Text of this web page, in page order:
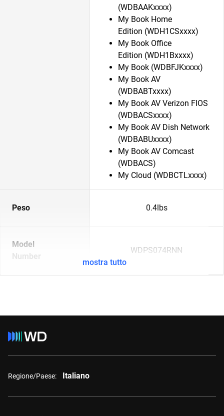
(WDBAAKxxxx)
My Book Home
Edition (WDH1CSxxxx)
My Book Office
Edition (WDH1Bxxxx)
My Book (WDBFJKxxxx)
My Book AV
(WDBABTxxxx)
My Book AV Verizon FIOS
(WDBACSxxxx)
My Book AV Dish Network
(WDBABUxxxx)
My Book AV Comcast
(WDBACS)
My Cloud (WDBCTLxxxx)
Peso 0.4lbs
Model
Number
WDPS074RNN
mostra tutto
Regione/Paese: Italiano